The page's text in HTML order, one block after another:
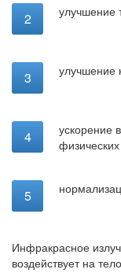
улучшение
улучшение
ускорение
физических
Инфракрасное
воздействует на